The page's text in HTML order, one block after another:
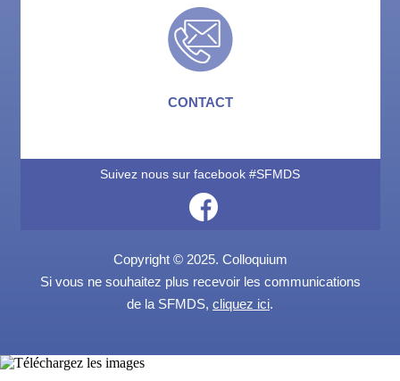
CONTACT
Suivez nous sur facebook #SFMDS
Copyright © 2025. Colloquium
Si vous ne souhaitez plus recevoir les communications
de la SFMDS, cliquez ici.